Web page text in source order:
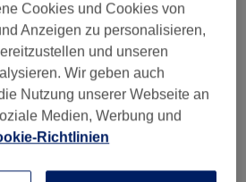
Cookies und Cookies von
Anzeigen zu personalisieren,
und unseren
Wir geben auch
Nutzung unserer Webseite an
Medien, Werbung und
Richtlinien